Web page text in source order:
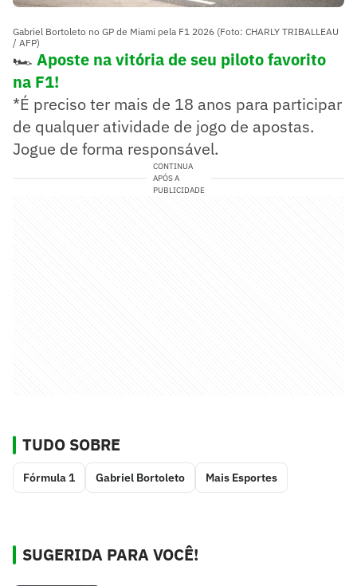
Gabriel Bortoleto no GP de Miami pela F1 2026 (Foto: CHARLY TRIBALLEAU
/ AFP)
🏎️ Aposte na vitória de seu piloto favorito
na F1!
*É preciso ter mais de 18 anos para participar
de qualquer atividade de jogo de apostas.
Jogue de forma responsável.
CONTINUA
APÓS A
PUBLICIDADE
TUDO SOBRE
Fórmula 1 Gabriel Bortoleto Mais Esportes
SUGERIDA PARA VOCÊ!